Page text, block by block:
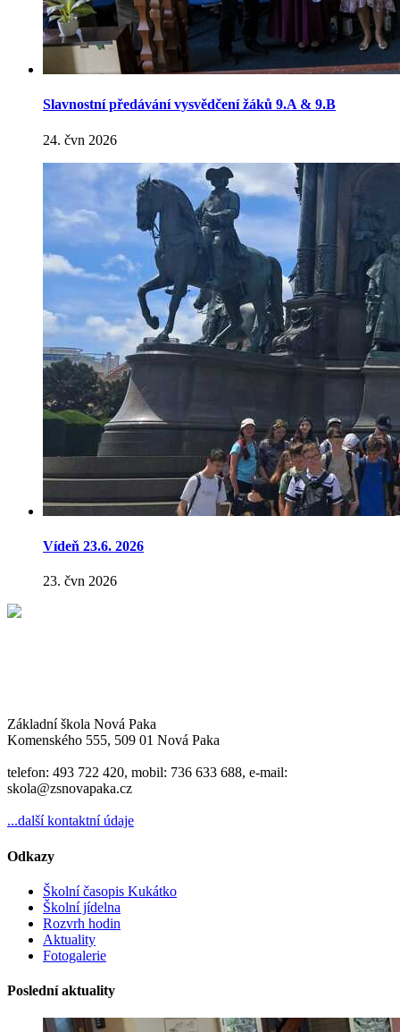
Slavnostní předávání vysvědčení žáků 9.A & 9.B
24. čvn 2026
Vídeň 23.6. 2026
23. čvn 2026
Základní škola Nová Paka
Komenského 555, 509 01 Nová Paka
telefon: 493 722 420, mobil: 736 633 688, e-mail:
skola@zsnovapaka.cz
...další kontaktní údaje
Odkazy
Školní časopis Kukátko
Školní jídelna
Rozvrh hodin
Aktuality
Fotogalerie
Poslední aktuality